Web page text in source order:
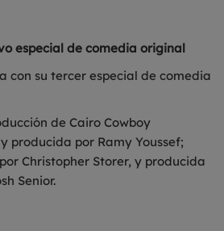
especial de comedia original
con su tercer especial de comedia
de Cairo Cowboy
producida por Ramy Youssef;
Christopher Storer, y producida
Senior.